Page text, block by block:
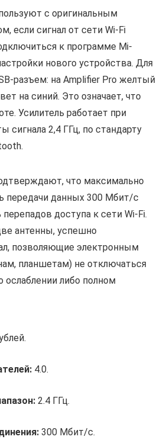
с оригинальным
если сигнал от сети Wi-Fi
к программе Mi-
нового устройства. Для
разъем: на Amplifier Pro желтый
на синий. Это означает, что
Усилитель работает при
сигнала 2,4 ГГц, по стандарту
что максимально
передачи данных 300 Мбит/с
доступа к сети Wi-Fi.
антенны, успешно
позволяющие электронным
планшетам) не отключаться
ослаблении либо полном
4.0.
2.4 ГГц.
300 Мбит/с.